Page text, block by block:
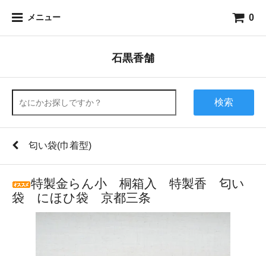
メニュー 0
石黒香舗
検索
匂い袋(巾着型)
特製金らん小 桐箱入 特製香 匂い
袋 にほひ袋 京都三条